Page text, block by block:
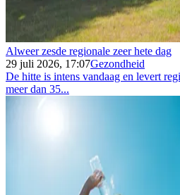
Alweer zesde regionale zeer hete dag
29 juli 2026, 17:07Gezondheid
De hitte is intens vandaag en levert
meer dan 35...